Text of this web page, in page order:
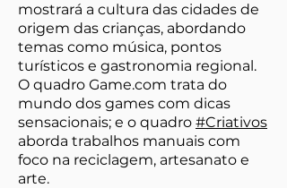
mostrará a cultura das cidades de
origem das crianças, abordando
temas como música, pontos
turísticos e gastronomia regional.
O quadro Game.com trata do
mundo dos games com dicas
sensacionais; e o quadro #Criativos
aborda trabalhos manuais com
foco na reciclagem, artesanato e
arte.